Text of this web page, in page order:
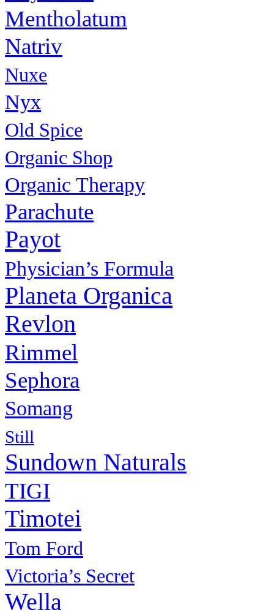
Mentholatum
Natriv
Nuxe
Nyx
Old Spice
Organic Shop
Organic Therapy
Parachute
Payot
Physiсian’s Formula
Planeta Organica
Revlon
Rimmel
Sephora
Somang
Still
Sundown Naturals
TIGI
Timotei
Tom Ford
Victoria’s Secret
Wella